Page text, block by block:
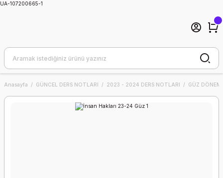
UA-107200665-1
Anasayfa GÜNCEL DERS NOTLARI 2023 - 2024 DERS NOTLARI GÜZ DÖNEMİ